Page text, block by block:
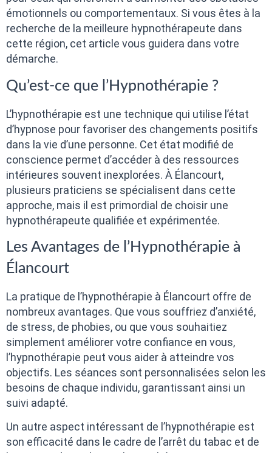
émotionnels ou comportementaux. Si vous êtes à la
recherche de la meilleure hypnothérapeute dans
cette région, cet article vous guidera dans votre
démarche.
Qu’est-ce que l’Hypnothérapie ?
L’hypnothérapie est une technique qui utilise l’état
d’hypnose pour favoriser des changements positifs
dans la vie d’une personne. Cet état modifié de
conscience permet d’accéder à des ressources
intérieures souvent inexplorées. À Élancourt,
plusieurs praticiens se spécialisent dans cette
approche, mais il est primordial de choisir une
hypnothérapeute qualifiée et expérimentée.
Les Avantages de l’Hypnothérapie à
Élancourt
La pratique de l’hypnothérapie à Élancourt offre de
nombreux avantages. Que vous souffriez d’anxiété,
de stress, de phobies, ou que vous souhaitiez
simplement améliorer votre confiance en vous,
l’hypnothérapie peut vous aider à atteindre vos
objectifs. Les séances sont personnalisées selon les
besoins de chaque individu, garantissant ainsi un
suivi adapté.
Un autre aspect intéressant de l’hypnothérapie est
son efficacité dans le cadre de l’arrêt du tabac et de